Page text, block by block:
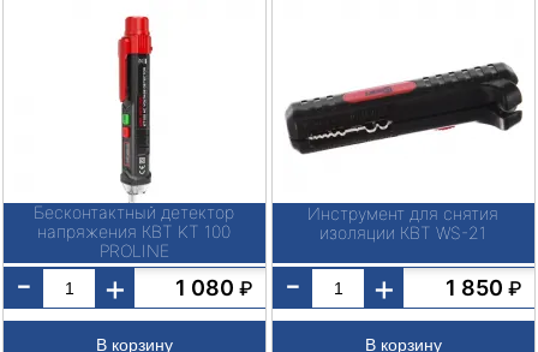
Бесконтактный детектор
напряжения КВТ KT 100
PROLINE
- + 1 080 ₽
Инструмент для снятия
изоляции КВТ WS-21
- + 1 850 ₽